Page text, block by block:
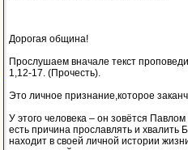
Дорогая община!
Прослушаем вначале текст
1,12-17. (Прочесть).
Это личное признание,которое
У этого человека – он зовётся
есть причина прославлять и хвалить
находит в своей личной истории